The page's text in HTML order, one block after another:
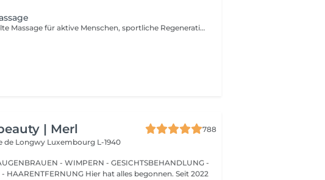
Eine gezielte Massage für aktive Menschen, sportliche Regeneration und die Pflege der Muskulatur. Durch intensive Drucktechniken werden Muskelverspannungen gelöst, Verhärtungen reduziert, die Beweglichkeit verbessert und die Regeneration nach körperlicher Belastung unterstützt.
| Merl
788
de Longwy Luxembourg L-1940
- WIMPERN - GESICHTSBEHANDLUNG -
Hier hat alles begonnen. Seit 2022